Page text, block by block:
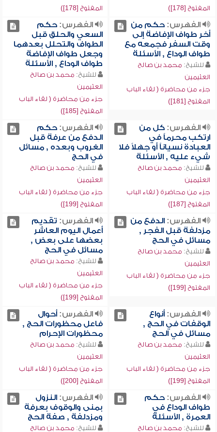
المفتوح [178])
المفتوح [178])
الفهرس:حكم من
أخر طواف الإفاضة إلى
وقت السفر فجمعه مع
طواف الوداع , الأسئلة
للشيخ: محمد بن صالح
العثيمين
جزء من محاضرة ( لقاء الباب
المفتوح [181])
الفهرس:حكم
السعي والحلق قبل
الطواف والتحلل بعدهما
وجعل طواف الإفاضة
طواف الوداع , الأسئلة
للشيخ: محمد بن صالح
العثيمين
جزء من محاضرة ( لقاء الباب
المفتوح [185])
الفهرس:كل من
ارتكب محرماً في
العبادة نسياناً أو جهلاً فلا
شيء عليه , الأسئلة
للشيخ: محمد بن صالح
العثيمين
جزء من محاضرة ( لقاء الباب
المفتوح [187])
الفهرس:حكم
الدفع من عرفة قبل
الغروب وبعده , مسائل
في الحج
للشيخ: محمد بن صالح
العثيمين
جزء من محاضرة ( لقاء الباب
المفتوح [199])
الفهرس:الدفع من
مزدلفة قبل الفجر ,
مسائل في الحج
للشيخ: محمد بن صالح
العثيمين
جزء من محاضرة ( لقاء الباب
المفتوح [199])
الفهرس: تقديم
أعمال اليوم العاشر
بعضها على بعض ,
مسائل في الحج
للشيخ: محمد بن صالح
العثيمين
جزء من محاضرة ( لقاء الباب
المفتوح [199])
الفهرس:أنواع
الوقفات في الحج ,
مسائل في الحج
للشيخ: محمد بن صالح
العثيمين
جزء من محاضرة ( لقاء الباب
المفتوح [199])
الفهرس:أحوال
فاعل محظورات الحج ,
محظورات الإحرام
للشيخ: محمد بن صالح
العثيمين
جزء من محاضرة ( لقاء الباب
المفتوح [200])
الفهرس:حكم
طواف الوداع في
العمرة , الأسئلة
للشيخ: محمد بن صالح
الفهرس:النزول
بمنى والوقوف بعرفة
ومزدلفة , صفة الحج
للشيخ: محمد بن صالح